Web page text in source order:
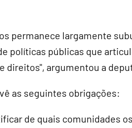
permanece largamente
políticas públicas que
direitos", argumentou a
as seguintes obrigações:
de quais comunidades